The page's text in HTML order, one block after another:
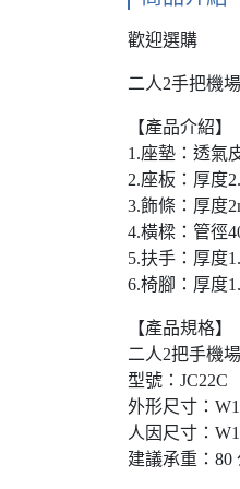
歡迎選購
二人2手把機
【產品介紹】
1.座墊：透氣
2.座板：厚度
3.飾條：厚度
4.橫樑：管徑
5.扶手：厚度
6.椅腳：厚度
【產品規格】
二人2把手機
型號：JC22C
外形尺寸：
人因尺寸：
建議承重：80